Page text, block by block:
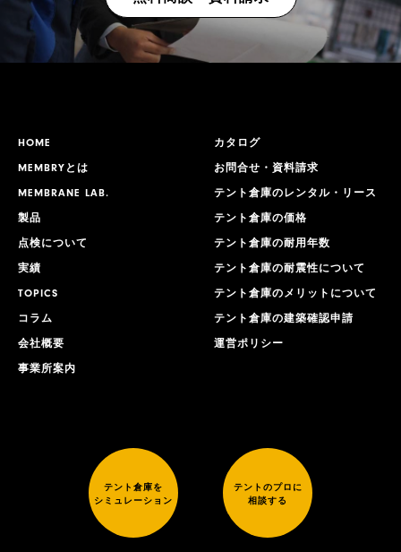
HOME
MEMBRYとは
MEMBRANE LAB.
製品
点検について
実績
TOPICS
コラム
会社概要
事業所案内
カタログ
お問合せ・資料請求
テント倉庫のレンタル・リース
テント倉庫の価格
テント倉庫の耐用年数
テント倉庫の耐震性について
テント倉庫のメリットについて
テント倉庫の建築確認申請
運営ポリシー
テント倉庫を
シミュレーション
テントのプロに
相談する